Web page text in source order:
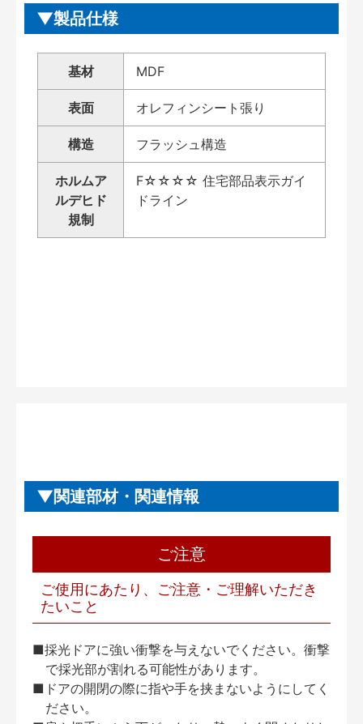
製品仕様
基材 MDF
表面 オレフィンシート張り
構造 フラッシュ構造
ホルムア
ルデヒド
規制
F☆☆☆☆ 住宅部品表示ガイ
ドライン
関連部材・関連情報
ご注意
ご使用にあたり、ご注意・ご理解いただき
たいこと
■採光ドアに強い衝撃を与えないでください。衝撃
で採光部が割れる可能性があります。
■ドアの開閉の際に指や手を挟まないようにしてく
ださい。